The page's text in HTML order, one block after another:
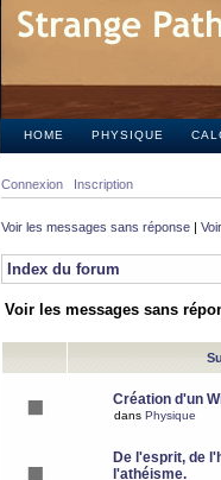
HOME PHYSIQUE
Connexion Inscription
Voir les messages sans réponse |
Index du forum
Voir les messages sans
Création d'un
dans Physique
De l'esprit, de
l'athéisme.